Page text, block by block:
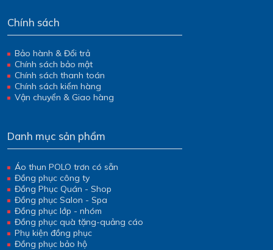
Chính sách
Bảo hành & Đổi trả
Chính sách bảo mật
Chính sách thanh toán
Chính sách kiểm hàng
Vận chuyển & Giao hàng
Danh mục sản phẩm
Áo thun POLO trơn có sẵn
Đồng phục công ty
Đồng Phục Quán - Shop
Đồng phục Salon - Spa
Đồng phục lớp - nhóm
Đồng phục quà tặng-quảng cáo
Phụ kiện đồng phục
Đồng phục bảo hộ